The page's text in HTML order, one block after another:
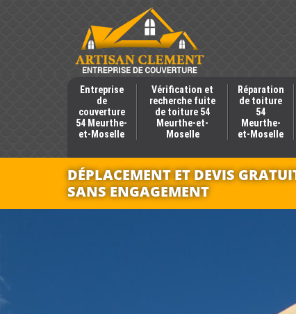
Entreprise
de
couverture
54 Meurthe-
et-Moselle
Vérification et
recherche fuite
de toiture 54
Meurthe-et-
Moselle
Réparation
de toiture
54
Meurthe-
et-Moselle
DÉPLACEMENT ET DEVIS
SANS ENGAGEMENT